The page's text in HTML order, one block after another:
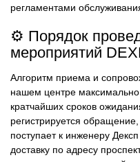
регламентами
⚙️ Порядок
мероприятий
Алгоритм приема и
нашем центре максимально
кратчайших сроков
регистрируется
поступает к инженеру
доставку по адресу